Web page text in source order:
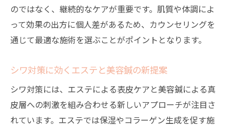
のではなく、継続的なケアが重要です。肌質や体調によ
って効果の出方に個人差があるため、カウンセリングを
通じて最適な施術を選ぶことがポイントとなります。
シワ対策に効くエステと美容鍼の新提案
シワ対策には、エステによる表皮ケアと美容鍼による真
皮層への刺激を組み合わせる新しいアプローチが注目さ
れています。エステでは保湿やコラーゲン生成を促す施